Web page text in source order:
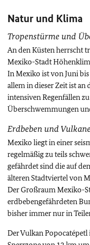
Natur und Klima
Tropenstürme und
An den Küsten herrscht
Mexiko-Stadt
In Mexiko ist von Juni
allem in dieser Zeit ist
intensiven Regenfällen
Überschwemmungen
Erdbeben und Vulkane
Mexiko liegt in einer
regelmäßig zu teils
gefährdet sind die auf
älteren Stadtviertel von
Der Großraum Mexiko-
erdbebengefährdeten
bisher immer nur in
Der Vulkan Popocatépetl